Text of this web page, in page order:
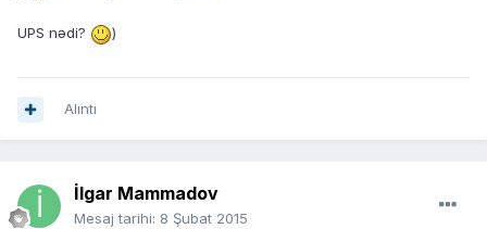
UPS nədi? )
Alıntı
İlgar Mammadov
Mesaj tarihi: 8 Şubat 2015